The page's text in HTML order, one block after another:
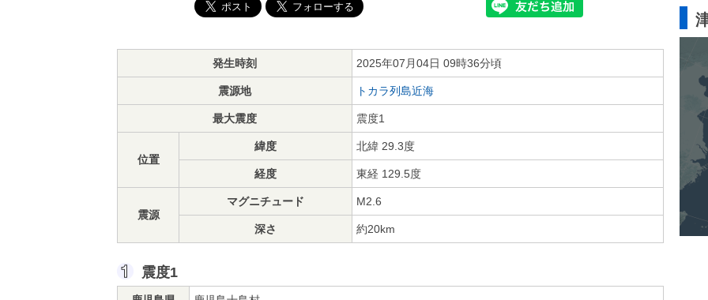
発生時刻 2025年07月04日 09時36分頃
震源地 トカラ列島近海
最大震度 震度1
位置
緯度 北緯 29.3度
経度 東経 129.5度
震源
マグニチュード M2.6
深さ 約20km
震度1